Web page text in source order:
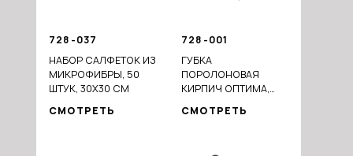
728-037
НАБОР САЛФЕТОК ИЗ
МИКРОФИБРЫ, 50
ШТУК, 30X30 СМ
СМОТРЕТЬ
728-001
ГУБКА
ПОРОЛОНОВАЯ
КИРПИЧ ОПТИМА,
КРУПНОПОРИСТАЯ
СМОТРЕТЬ